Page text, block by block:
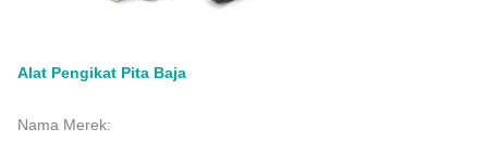
Alat Pengikat Pita Baja
Nama Merek: